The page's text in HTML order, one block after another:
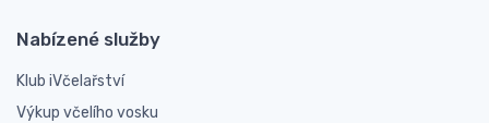
Nabízené služby
Klub iVčelařství
Výkup včelího vosku